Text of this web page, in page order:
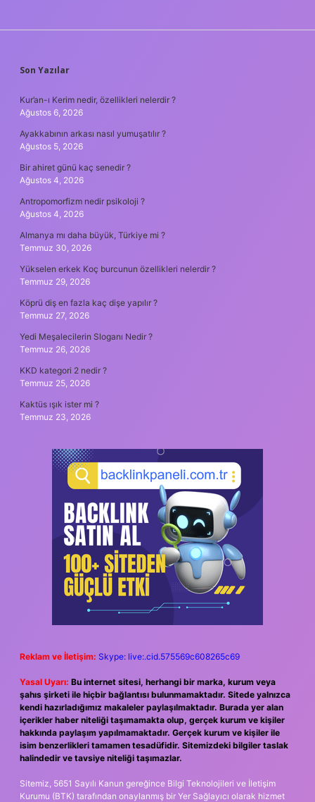
SIDEBAR
Son Yazılar
Kur’an-ı Kerim nedir, özellikleri nelerdir ?
Ağustos 6, 2026
Ayakkabının arkası nasıl yumuşatılır ?
Ağustos 5, 2026
Bir ahiret günü kaç senedir ?
Ağustos 4, 2026
Antropomorfizm nedir psikoloji ?
Ağustos 4, 2026
Almanya mı daha büyük, Türkiye mi ?
Temmuz 30, 2026
Yükselen erkek Koç burcunun özellikleri nelerdir ?
Temmuz 29, 2026
Köprü diş en fazla kaç dişe yapılır ?
Temmuz 27, 2026
Yedi Meşalecilerin Sloganı Nedir ?
Temmuz 26, 2026
KKD kategori 2 nedir ?
Temmuz 25, 2026
Kaktüs ışık ister mi ?
Temmuz 23, 2026
Reklam ve İletişim: Skype: live:.cid.575569c608265c69
Yasal Uyarı: Bu internet sitesi, herhangi bir marka, kurum veya
şahıs şirketi ile hiçbir bağlantısı bulunmamaktadır. Sitede yalnızca
kendi hazırladığımız makaleler paylaşılmaktadır. Burada yer alan
içerikler haber niteliği taşımamakta olup, gerçek kurum ve kişiler
hakkında paylaşım yapılmamaktadır. Gerçek kurum ve kişiler ile
isim benzerlikleri tamamen tesadüfidir. Sitemizdeki bilgiler taslak
halindedir ve tavsiye niteliği taşımazlar.
Sitemiz, 5651 Sayılı Kanun gereğince Bilgi Teknolojileri ve İletişim
Kurumu (BTK) tarafından onaylanmış bir Yer Sağlayıcı olarak hizmet